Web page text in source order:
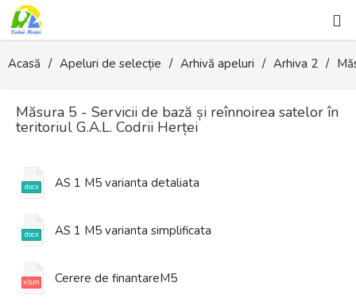
Prezentare
Apeluri de selecție
Albume
LEADER 2023-2027
Utile
Parteneri
Acasă Apeluri de selecție Arhivă apeluri Arhiva 2
Măsura 5 - Servicii de bază și reînnoirea satelor în
teritoriul G.A.L. Codrii Herței
AS 1 M5 varianta detaliata
AS 1 M5 varianta simplificata
Cerere de finantareM5